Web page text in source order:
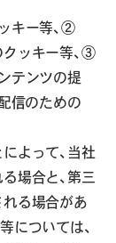
キー等、②
ッキー等、③
テンツの提
信のための
よって、当社
場合と、第三
る場合があ
については、